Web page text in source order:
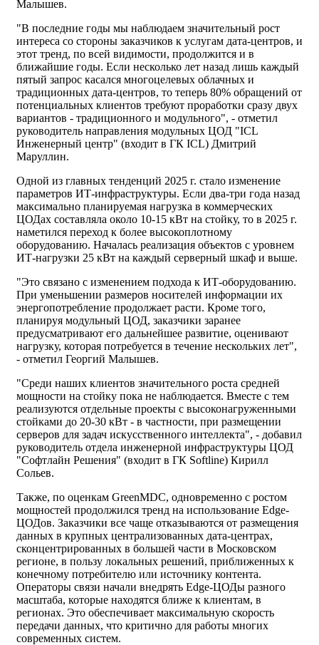
Малышев.
"В последние годы мы наблюдаем значительный рост
интереса со стороны заказчиков к услугам дата-центров, и
этот тренд, по всей видимости, продолжится и в
ближайшие годы. Если несколько лет назад лишь каждый
пятый запрос касался многоцелевых облачных и
традиционных дата-центров, то теперь 80% обращений от
потенциальных клиентов требуют проработки сразу двух
вариантов - традиционного и модульного", - отметил
руководитель направления модульных ЦОД "ICL
Инженерный центр" (входит в ГК ICL) Дмитрий
Маруллин.
Одной из главных тенденций 2025 г. стало изменение
параметров ИТ-инфраструктуры. Если два-три года назад
максимально планируемая нагрузка в коммерческих
ЦОДах составляла около 10-15 кВт на стойку, то в 2025 г.
наметился переход к более высокоплотному
оборудованию. Началась реализация объектов с уровнем
ИТ-нагрузки 25 кВт на каждый серверный шкаф и выше.
"Это связано с изменением подхода к ИТ-оборудованию.
При уменьшении размеров носителей информации их
энергопотребление продолжает расти. Кроме того,
планируя модульный ЦОД, заказчики заранее
предусматривают его дальнейшее развитие, оценивают
нагрузку, которая потребуется в течение нескольких лет",
- отметил Георгий Малышев.
"Среди наших клиентов значительного роста средней
мощности на стойку пока не наблюдается. Вместе с тем
реализуются отдельные проекты с высоконагруженными
стойками до 20-30 кВт - в частности, при размещении
серверов для задач искусственного интеллекта", - добавил
руководитель отдела инженерной инфраструктуры ЦОД
"Софтлайн Решения" (входит в ГК Softline) Кирилл
Сольев.
Также, по оценкам GreenMDC, одновременно с ростом
мощностей продолжился тренд на использование Edge-
ЦОДов. Заказчики все чаще отказываются от размещения
данных в крупных централизованных дата-центрах,
сконцентрированных в большей части в Московском
регионе, в пользу локальных решений, приближенных к
конечному потребителю или источнику контента.
Операторы связи начали внедрять Edge-ЦОДы разного
масштаба, которые находятся ближе к клиентам, в
регионах. Это обеспечивает максимальную скорость
передачи данных, что критично для работы многих
современных систем.